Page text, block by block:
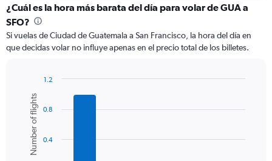
categories.
Range:
12
categories.
The
axis
displaying
values.
Range:
¿Cuál es la hora más barata del día para volar de GUA a
SFO?
Si vuelas de Ciudad de Guatemala a San Francisco, la hora del día en
que decidas volar no influye apenas en el precio total de los billetes.
chart
with
bars.
The
Chart
graphic.
Number of flights 0.4
0.8
1.2